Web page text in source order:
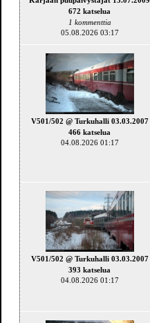
672 katselua
1 kommenttia
05.08.2026 03:17
V501/502 @ Turkuhalli 03.03.2007
466 katselua
04.08.2026 01:17
V501/502 @ Turkuhalli 03.03.2007
393 katselua
04.08.2026 01:17